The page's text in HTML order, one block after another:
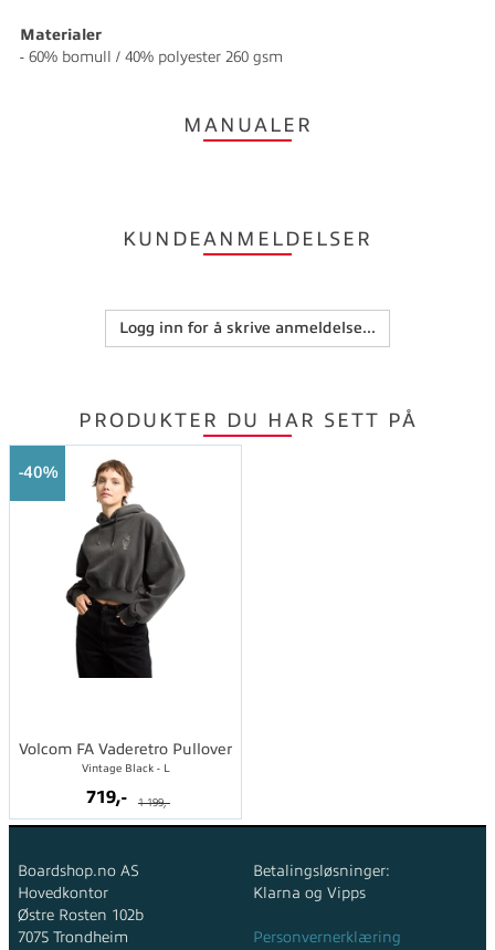
Materialer
- 60% bomull / 40% polyester 260 gsm
MANUALER
KUNDEANMELDELSER
Logg inn for å skrive anmeldelse...
PRODUKTER DU HAR SETT PÅ
40%
Volcom FA Vaderetro Pullover
Vintage Black - L
719,- 1 199,-
Boardshop.no AS
Hovedkontor
Østre Rosten 102b
7075 Trondheim
Betalingsløsninger:
Klarna og Vipps
Personvernerklæring